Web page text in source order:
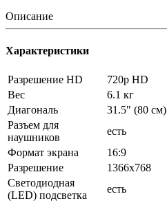
Описание
Характеристики
Разрешение HD
720p HD
Вес
6.1 кг
Диагональ
31.5" (80 см)
Разъем для
наушников
есть
Формат экрана
16:9
Разрешение
1366x768
Светодиодная
(LED) подсветка
есть